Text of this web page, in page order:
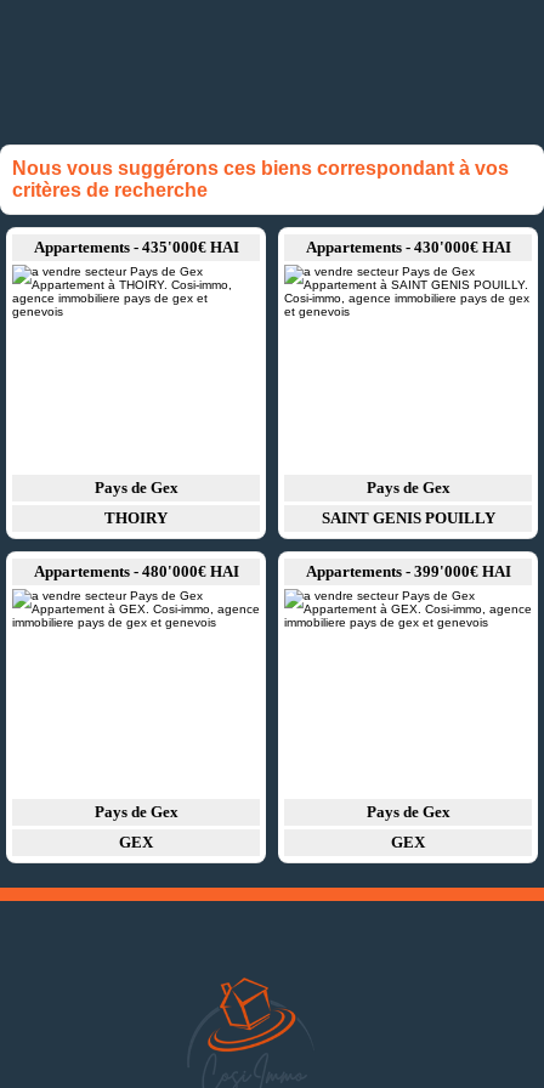
Nous vous suggérons ces biens correspondant à vos
critères de recherche
Appartements - 435'000€ HAI
Pays de Gex
THOIRY
Appartements - 430'000€ HAI
Pays de Gex
SAINT GENIS POUILLY
Appartements - 480'000€ HAI
Pays de Gex
GEX
Appartements - 399'000€ HAI
Pays de Gex
GEX